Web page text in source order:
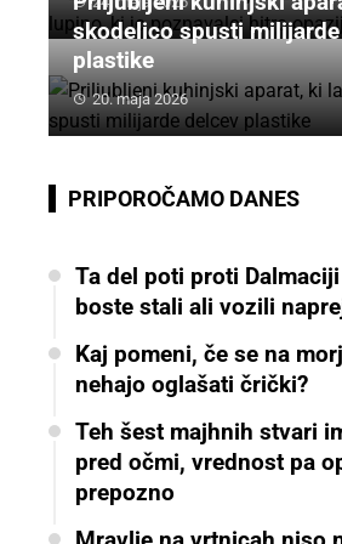
skodelico spusti
plastike
20. maja 2026
PRIPOROČAMO DANES
Ta del poti proti
boste stali ali vozili
Kaj pomeni, če se na
nehajo oglašati črički?
Teh šest majhnih stvari
pred očmi, vrednost pa
prepozno